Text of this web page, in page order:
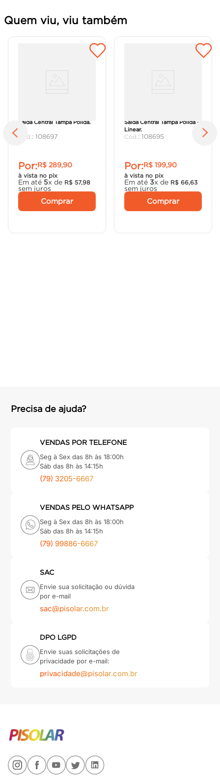
Quem viu, viu também
Saída Central Tampa Polida.
: 108697
Por:R$ 289,90
à vista no pix
Em até 5x de R$ 57,98
sem juros
Comprar
Saída Central Tampa Polida -
Linear.
: 108695
Por:R$ 199,90
à vista no pix
Em até 3x de R$ 66,63
sem juros
Comprar
Precisa de ajuda?
VENDAS POR TELEFONE
Seg à Sex das 8h às 18:00h
Sáb das 8h às 14:15h
(79) 3205-6667
VENDAS PELO WHATSAPP
Seg à Sex das 8h às 18:00h
Sáb das 8h às 14:15h
(79) 99886-6667
SAC
Envie sua solicitação ou dúvida
por e-mail
sac@pisolar.com.br
DPO LGPD
Envie suas solicitações de
privacidade por e-mail:
privacidade@pisolar.com.br